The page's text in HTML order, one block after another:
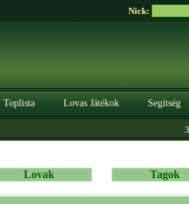
Nick:
Toplista Lovas Játékok Segítség
Lovak Tagok